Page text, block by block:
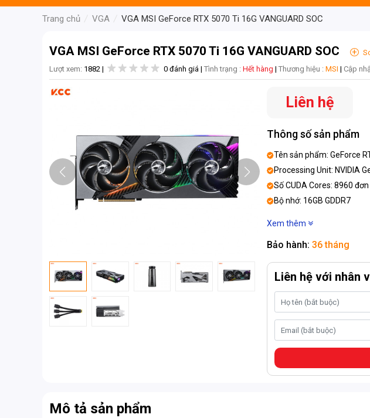
Trang chủ VGA VGA MSI GeForce RTX 5070 Ti 16G VANGUARD SOC
VGA MSI GeForce RTX 5070 Ti 16G VANGUARD SOC +
Lượt xem: 1882 | 0 đánh giá | Tình trạng : Hết hàng | Thương hiệu : MSI | Cập
Liên hệ
Thông số sản phẩm
Tên sản phẩm: GeForce
Processing Unit: NVIDIA
Số CUDA Cores: 8960
Bộ nhớ: 16GB GDDR7
Hỗ trợ độ phân giải tối đa:
Xem thêm
Bảo hành:36 tháng
Liên hệ với nhân
Mô tả sản phẩm